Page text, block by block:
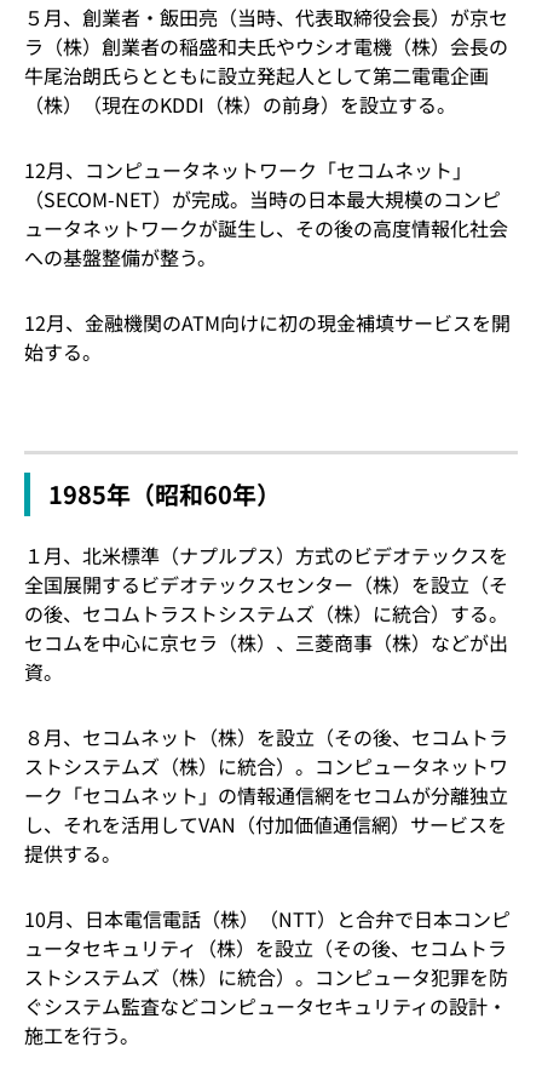
５月、創業者・飯田亮（当時、代表取締役会長）が京セ
ラ（株）創業者の稲盛和夫氏やウシオ電機（株）会長の
牛尾治朗氏らとともに設立発起人として第二電電企画
（株）（現在のKDDI（株）の前身）を設立する。
12月、コンピュータネットワーク「セコムネット」
（SECOM-NET）が完成。当時の日本最大規模のコンピ
ュータネットワークが誕生し、その後の高度情報化社会
への基盤整備が整う。
12月、金融機関のATM向けに初の現金補填サービスを開
始する。
1985年（昭和60年）
１月、北米標準（ナプルプス）方式のビデオテックスを
全国展開するビデオテックスセンター（株）を設立（そ
の後、セコムトラストシステムズ（株）に統合）する。
セコムを中心に京セラ（株）、三菱商事（株）などが出
資。
８月、セコムネット（株）を設立（その後、セコムトラ
ストシステムズ（株）に統合）。コンピュータネットワ
ーク「セコムネット」の情報通信網をセコムが分離独立
し、それを活用してVAN（付加価値通信網）サービスを
提供する。
10月、日本電信電話（株）（NTT）と合弁で日本コンピ
ュータセキュリティ（株）を設立（その後、セコムトラ
ストシステムズ（株）に統合）。コンピュータ犯罪を防
ぐシステム監査などコンピュータセキュリティの設計・
施工を行う。